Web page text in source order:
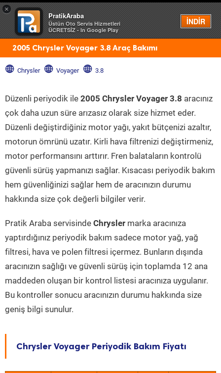
×
PratikAraba
Üstün Oto Servis Hizmetleri
ÜCRETSİZ - In Google Play
İNDİR
Menü
2005 Chrysler Voyager 3.8 Araç Bakımı
Chrysler Voyager 3.8
Düzenli periyodik ile 2005 Chrysler Voyager 3.8 aracınız
çok daha uzun süre arızasız olarak size hizmet eder.
Düzenli değiştirdiğiniz motor yağı, yakıt bütçenizi azaltır,
motorun ömrünü uzatır. Kirli hava filtrenizi değiştirmeniz,
motor performansını arttırır. Fren balataların kontrolü
güvenli sürüş yapmanızı sağlar. Kısacası periyodik bakım
hem güvenliğinizi sağlar hem de aracınızın durumu
hakkında size çok değerli bilgiler verir.
Pratik Araba servisinde Chrysler marka aracınıza
yaptırdığınız periyodik bakım sadece motor yağ, yağ
filtresi, hava ve polen filtresi içermez. Bunların dışında
aracınızın sağlığı ve güvenli sürüş için toplamda 12 ana
maddeden oluşan bir kontrol listesi aracınıza uygulanır.
Bu kontroller sonucu aracınızın durumu hakkında size
geniş bilgi sunulur.
Chrysler Voyager Periyodik Bakım Fiyatı